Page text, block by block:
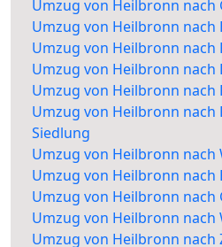
Umzug von Heilbronn nach
Umzug von Heilbronn nach
Umzug von Heilbronn nach
Umzug von Heilbronn nach
Umzug von Heilbronn nach
Umzug von Heilbronn nach
Siedlung
Umzug von Heilbronn nach
Umzug von Heilbronn nach
Umzug von Heilbronn nach
Umzug von Heilbronn nach
Umzug von Heilbronn nach